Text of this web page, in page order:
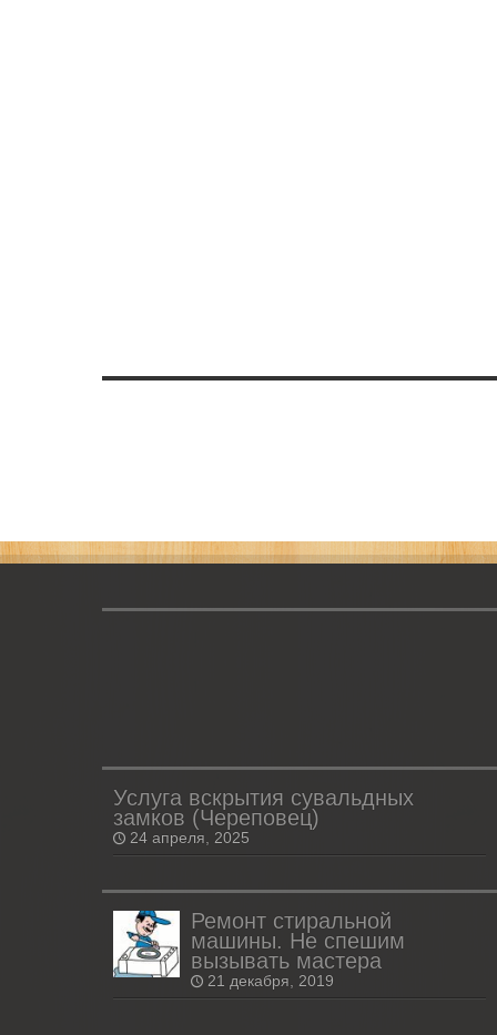
Услуга вскрытия сувальдных
замков (Череповец)
24 апреля, 2025
Ремонт стиральной
машины. Не спешим
вызывать мастера
21 декабря, 2019